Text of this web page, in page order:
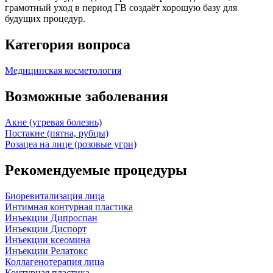
грамотный уход в период ГВ создаёт хорошую базу для
будущих процедур.
Категория вопроса
Медицинская косметология
Возможные заболевания
Акне (угревая болезнь)
Постакне (пятна, рубцы)
Розацеа на лице (розовые угри)
Рекомендуемые процедуры
Биоревитализация лица
Интимная контурная пластика
Инъекции Дипроспан
Инъекции Диспорт
Инъекции ксеомина
Инъекции Релатокс
Коллагенотерапия лица